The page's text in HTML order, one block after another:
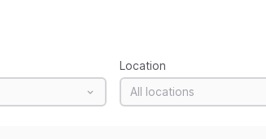
Location
All locations